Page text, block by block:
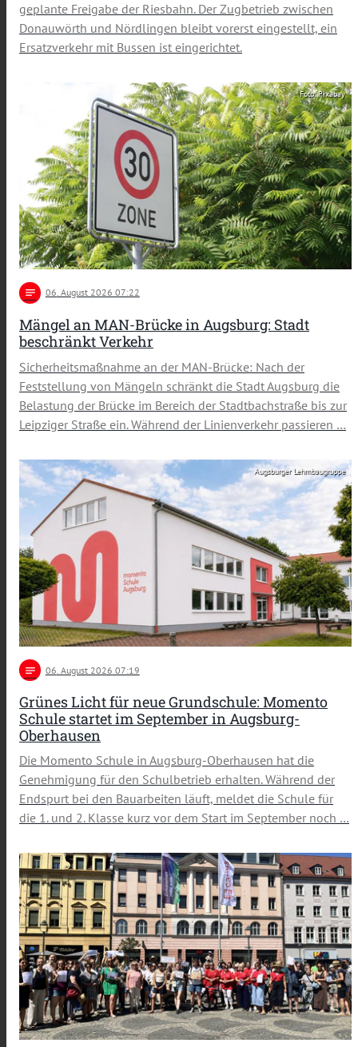
geplante Freigabe der Riesbahn. Der Zugbetrieb zwischen
Donauwörth und Nördlingen bleibt vorerst eingestellt, ein
Ersatzverkehr mit Bussen ist eingerichtet.
Foto: Pixabay
notes 06. August 2026 07:22
Mängel an MAN-Brücke in Augsburg: Stadt
beschränkt Verkehr
Sicherheitsmaßnahme an der MAN-Brücke: Nach der
Feststellung von Mängeln schränkt die Stadt Augsburg die
Belastung der Brücke im Bereich der Stadtbachstraße bis zur
Leipziger Straße ein. Während der Linienverkehr passieren …
Augsburger Lehmbaugruppe
notes 06 . August 2026 07:19
Grünes Licht für neue Grundschule: Momento
Schule startet im September in Augsburg-
Oberhausen
Die Momento Schule in Augsburg-Oberhausen hat die
Genehmigung für den Schulbetrieb erhalten. Während der
Endspurt bei den Bauarbeiten läuft, meldet die Schule für
die 1. und 2. Klasse kurz vor dem Start im September noch …